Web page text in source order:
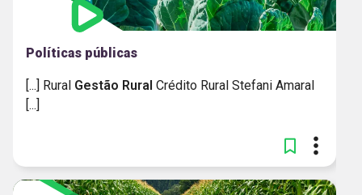
Políticas públicas
[...] Rural Gestão Rural Crédito Rural Stefani Amaral
[...]